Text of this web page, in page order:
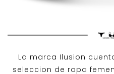
La marca Ilusion
seleccion de ropa